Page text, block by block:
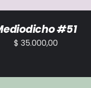
#51
$ 35.000,00